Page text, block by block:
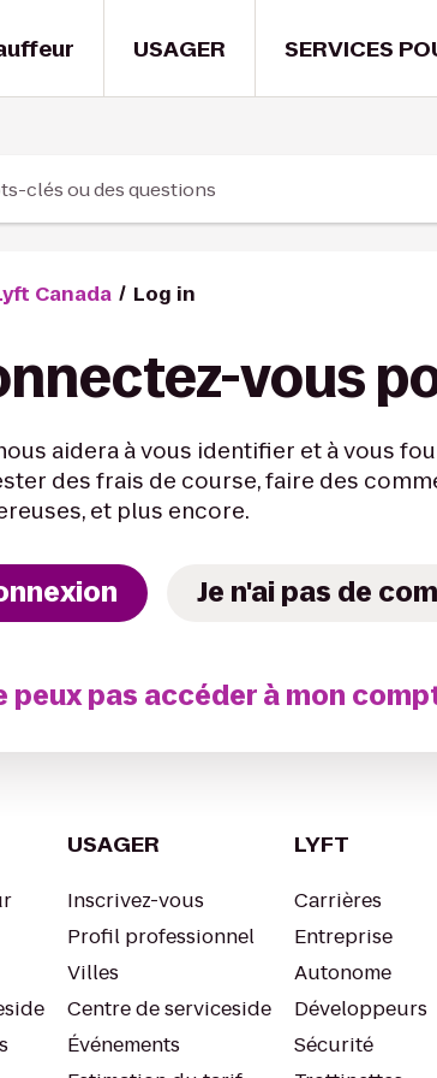
USAGER SERVICES
clés ou des questions
Canada Log in
vous
aidera à vous identifier et à vous
des frais de course, faire des
et plus encore.
Je n'ai pas de
peux pas accéder à mon
USAGER
Inscrivez-vous
Profil professionnel
Villes
Centre de serviceside
Événements
LYFT
Carrières
Entreprise
Autonome
Développeurs
Sécurité